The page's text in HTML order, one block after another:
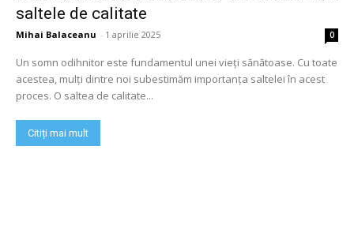
saltele de calitate
Mihai Balaceanu - 1 aprilie 2025 0
Un somn odihnitor este fundamentul unei vieți sănătoase. Cu toate
acestea, mulți dintre noi subestimăm importanța saltelei în acest
proces. O saltea de calitate...
Citiți mai mult